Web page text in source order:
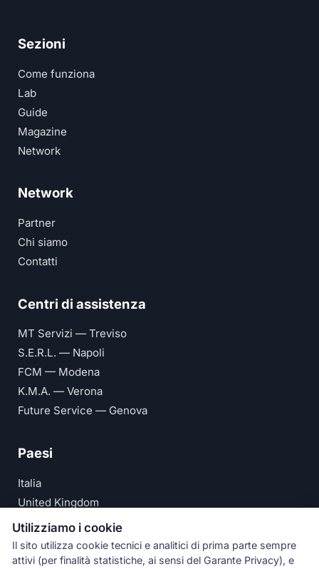
Sezioni
Come funziona
Lab
Guide
Magazine
Network
Network
Partner
Chi siamo
Contatti
Centri di assistenza
MT Servizi — Treviso
S.E.R.L. — Napoli
FCM — Modena
K.M.A. — Verona
Future Service — Genova
Paesi
Italia
United Kingdom
Deutschland
España
Utilizziamo i cookie
Il sito utilizza cookie tecnici e analitici di prima parte sempre
attivi (per finalità statistiche, ai sensi del Garante Privacy), e